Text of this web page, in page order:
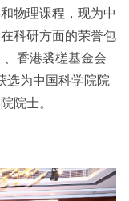
物理课程，现为中
科研方面的荣誉包
香港裘槎基金会
选为中国科学院院
院士。